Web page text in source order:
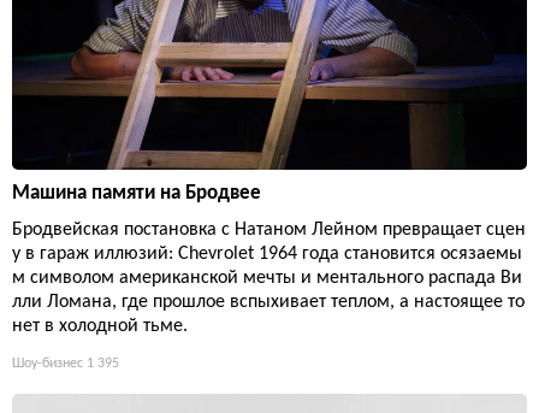
Машина памяти на Бродвее
Бродвейская постановка с Натаном Лейном превращает сцен
у в гараж иллюзий: Chevrolet 1964 года становится осязаемы
м символом американской мечты и ментального распада Ви
лли Ломана, где прошлое вспыхивает теплом, а настоящее то
нет в холодной тьме.
Шоу-бизнес 1 395